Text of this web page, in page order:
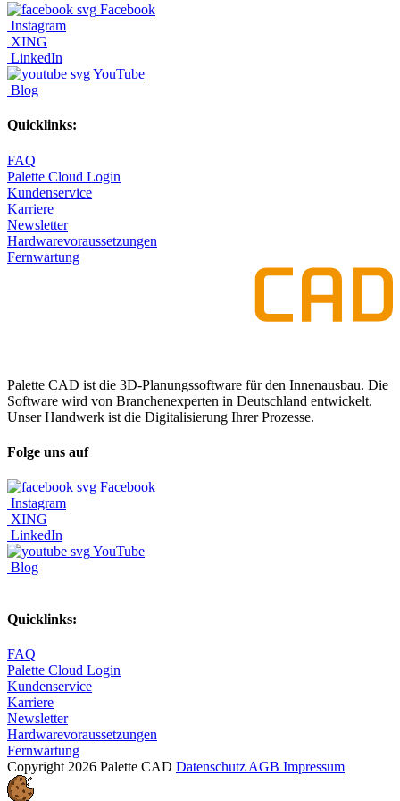
Facebook
Instagram
XING
LinkedIn
YouTube
Blog
Quicklinks:
FAQ
Palette Cloud Login
Kundenservice
Karriere
Newsletter
Hardwarevoraussetzungen
Fernwartung
Palette CAD ist die 3D-Planungssoftware für den Innenausbau. Die
Software wird von Branchenexperten in Deutschland entwickelt.
Unser Handwerk ist die Digitalisierung Ihrer Prozesse.
Folge uns auf
Facebook
Instagram
XING
LinkedIn
YouTube
Blog
Quicklinks:
FAQ
Palette Cloud Login
Kundenservice
Karriere
Newsletter
Hardwarevoraussetzungen
Fernwartung
Copyright 2026 Palette CAD Datenschutz AGB Impressum